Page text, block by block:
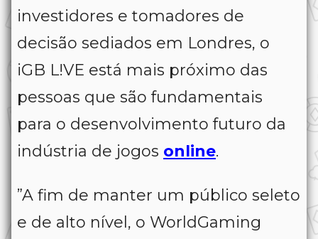
investidores e tomadores de
decisão sediados em Londres, o
iGB L!VE está mais próximo das
pessoas que são fundamentais
para o desenvolvimento futuro da
indústria de jogos online.
”A fim de manter um público seleto
e de alto nível, o WorldGaming